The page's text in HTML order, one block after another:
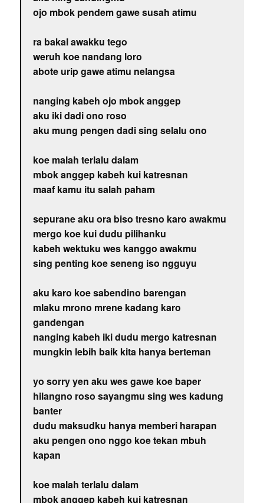
ojo mbok pendem gawe susah atimu
ra bakal awakku tego
weruh koe nandang loro
abote urip gawe atimu nelangsa
nanging kabeh ojo mbok anggep
aku iki dadi ono roso
aku mung pengen dadi sing selalu ono
koe malah terlalu dalam
mbok anggep kabeh kui katresnan
maaf kamu itu salah paham
sepurane aku ora biso tresno karo awakmu
mergo koe kui dudu pilihanku
kabeh wektuku wes kanggo awakmu
sing penting koe seneng iso ngguyu
aku karo koe sabendino barengan
mlaku mrono mrene kadang karo
gandengan
nanging kabeh iki dudu mergo katresnan
mungkin lebih baik kita hanya berteman
yo sorry yen aku wes gawe koe baper
hilangno roso sayangmu sing wes kadung
banter
dudu maksudku hanya memberi harapan
aku pengen ono nggo koe tekan mbuh
kapan
koe malah terlalu dalam
mbok anggep kabeh kui katresnan